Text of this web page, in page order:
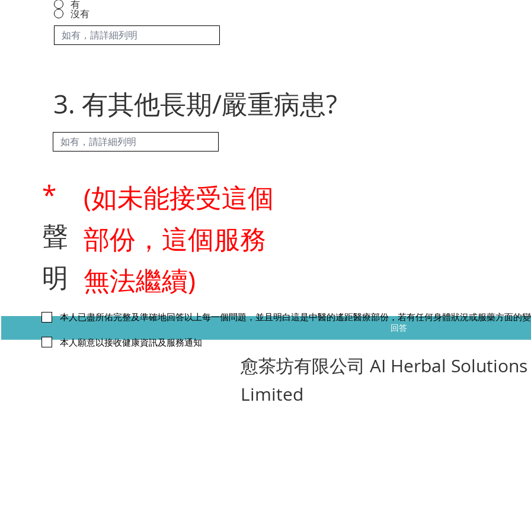
回答
3. 有其他長期/嚴重病患?
*
聲
明
(如未能接受這個
部份，這個服務
無法繼續)
本人已盡所佑完整及準確地回答以上每一個問題，並且明白這是中醫的遙距醫療部份，若有任何身體狀況或服藥方面的
本人願意以接收健康資訊及服務通知
有
沒有
​愈茶坊有限公司 AI Herbal Solutions
Limited